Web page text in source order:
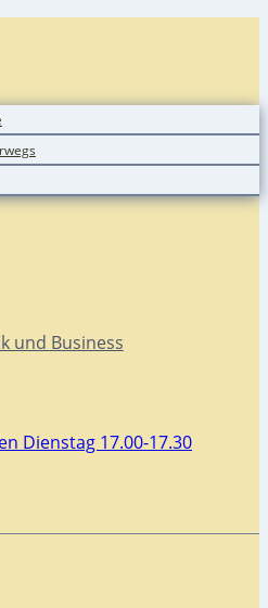
und Business
Dienstag 17.00-17.30